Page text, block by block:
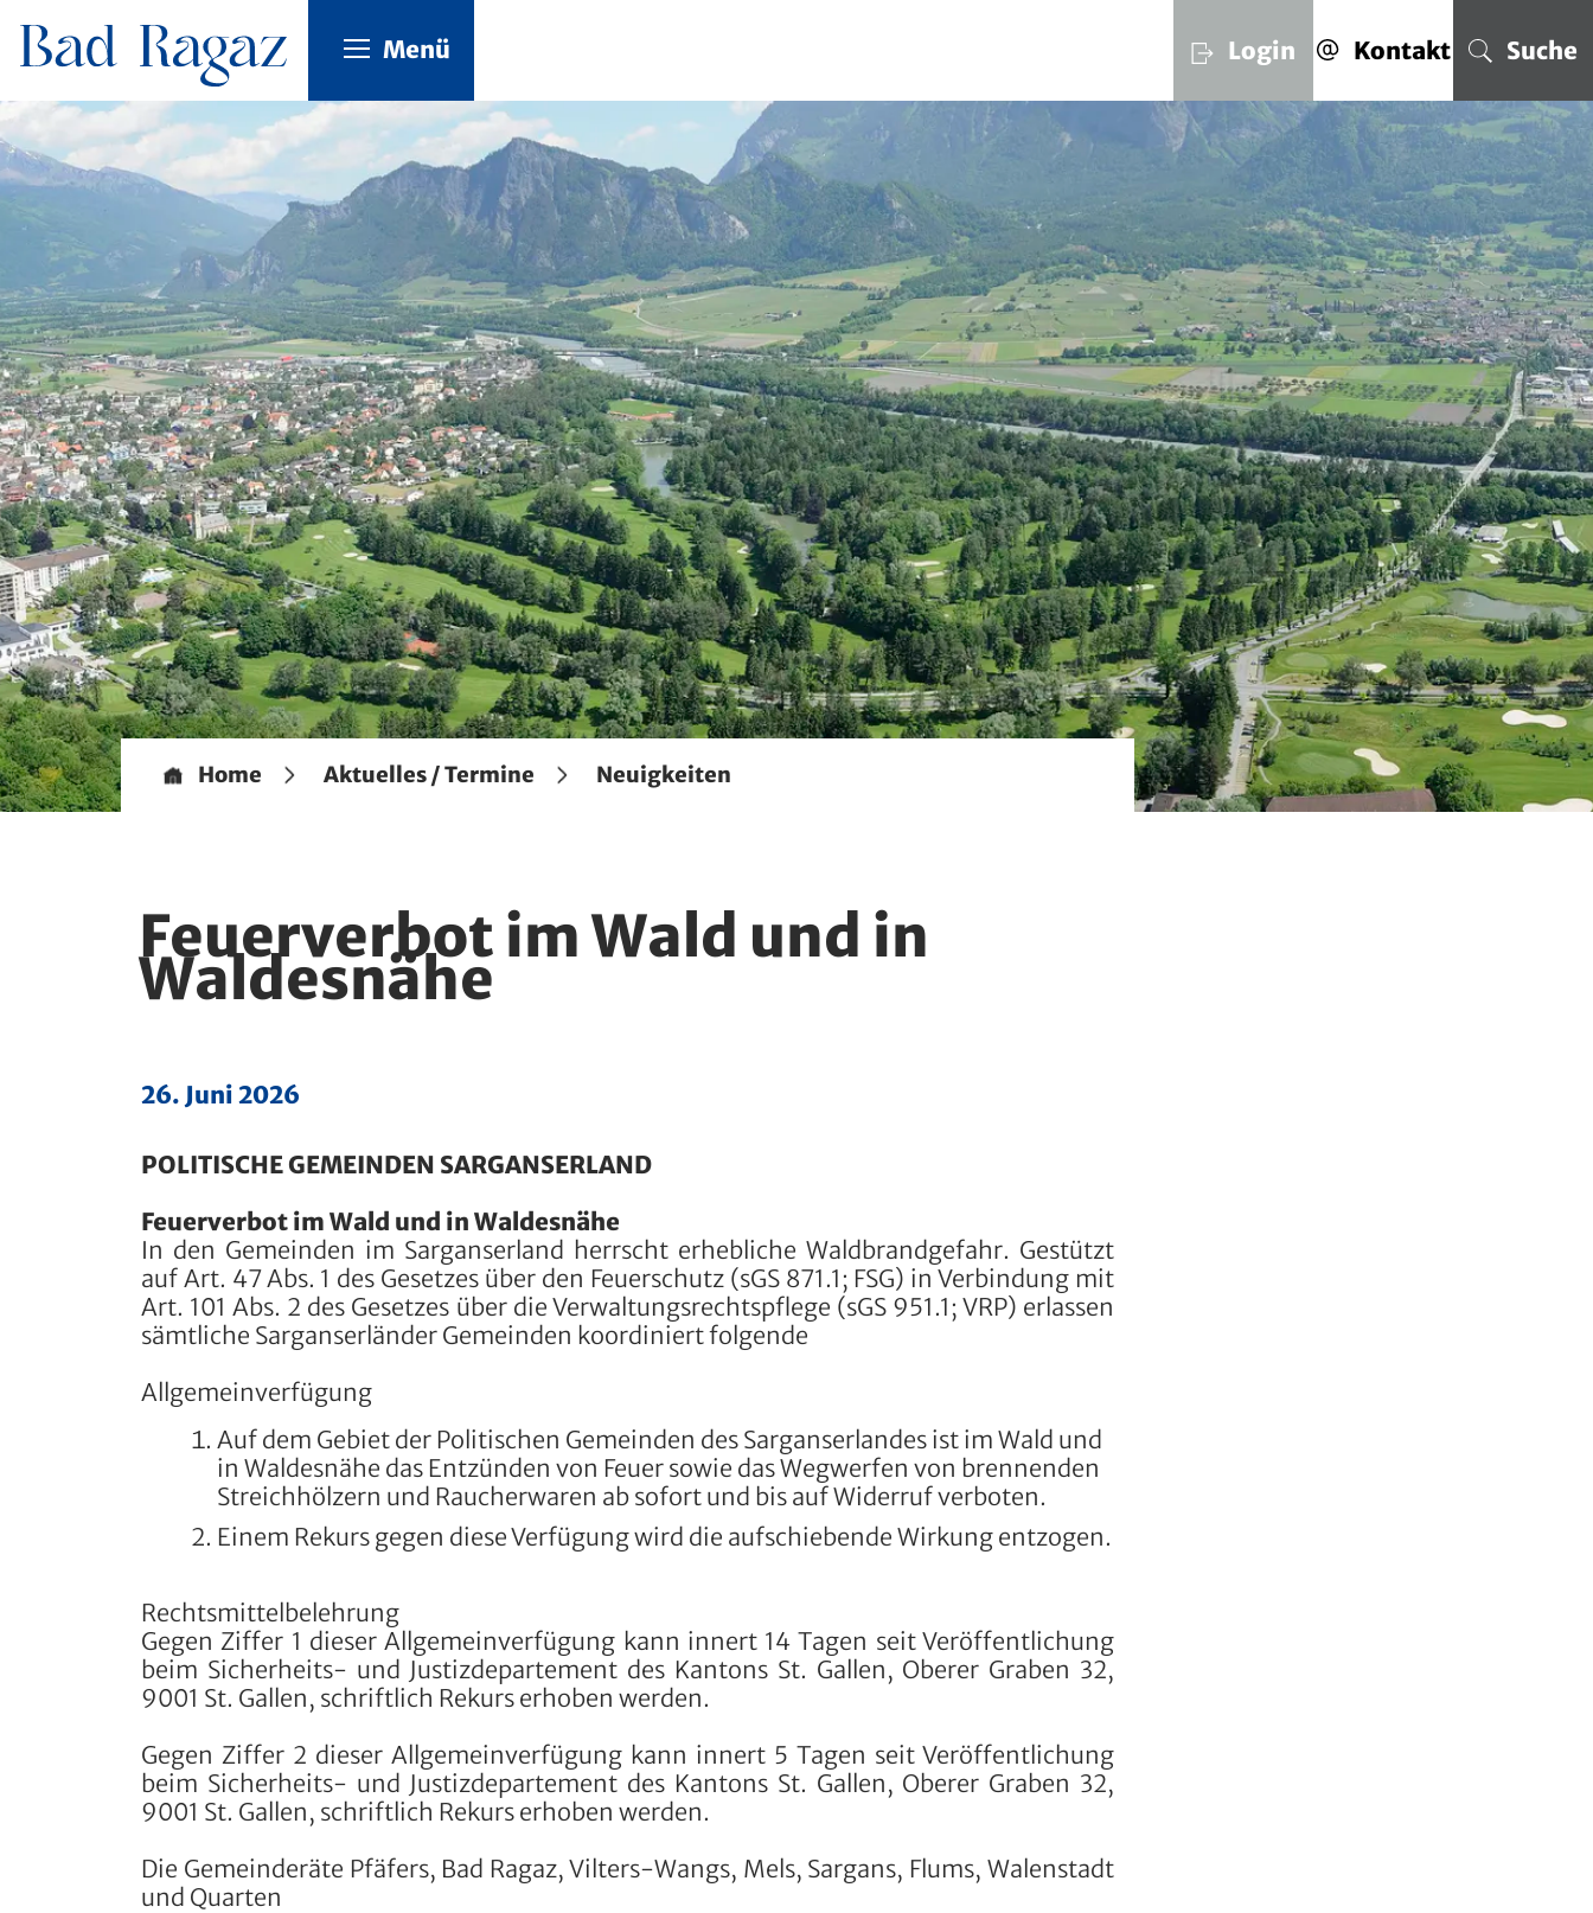
Kopfzeile Menü Login Kontakt Suche
Inhalt
Home Aktuelles / Termine Neuigkeiten
Feuerverbot im Wald und in
Waldesnähe
26. Juni 2026
POLITISCHE GEMEINDEN SARGANSERLAND
Feuerverbot im Wald und in Waldesnähe
In den Gemeinden im Sarganserland herrscht erhebliche Waldbrandgefahr. Gestützt
auf Art. 47 Abs. 1 des Gesetzes über den Feuerschutz (sGS 871.1; FSG) in Verbindung mit
Art. 101 Abs. 2 des Gesetzes über die Verwaltungsrechtspflege (sGS 951.1; VRP) erlassen
sämtliche Sarganserländer Gemeinden koordiniert folgende
Allgemeinverfügung
Auf dem Gebiet der Politischen Gemeinden des Sarganserlandes ist im Wald und
in Waldesnähe das Entzünden von Feuer sowie das Wegwerfen von brennenden
Streichhölzern und Raucherwaren ab sofort und bis auf Widerruf verboten.
Einem Rekurs gegen diese Verfügung wird die aufschiebende Wirkung entzogen.
Rechtsmittelbelehrung
Gegen Ziffer 1 dieser Allgemeinverfügung kann innert 14 Tagen seit Veröffentlichung
beim Sicherheits- und Justizdepartement des Kantons St. Gallen, Oberer Graben 32,
9001 St. Gallen, schriftlich Rekurs erhoben werden.
Gegen Ziffer 2 dieser Allgemeinverfügung kann innert 5 Tagen seit Veröffentlichung
beim Sicherheits- und Justizdepartement des Kantons St. Gallen, Oberer Graben 32,
9001 St. Gallen, schriftlich Rekurs erhoben werden.
Die Gemeinderäte Pfäfers, Bad Ragaz, Vilters-Wangs, Mels, Sargans, Flums, Walenstadt
und Quarten